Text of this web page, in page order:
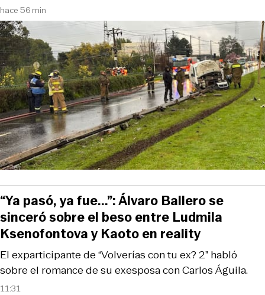
hace 56 min
11:31
El exparticipante de “Volverías con tu ex? 2” habló
sobre el romance de su exesposa con Carlos Águila.
“Ya pasó, ya fue...”: Álvaro Ballero se
sinceró sobre el beso entre Ludmila
Ksenofontova y Kaoto en reality